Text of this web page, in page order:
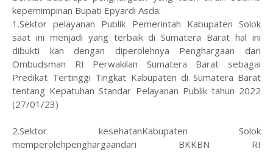
kepemimpinan Bupati Epyardi Asda:
1.Sektor pelayanan Publik Pemerintah Kabupaten Solok
saat ini menjadi yang terbaik di Sumatera Barat hal ini
dibukti kan dengan diperolehnya Penghargaan dari
Ombudsman RI Perwakilan Sumatera Barat sebagai
Predikat Tertinggi Tingkat Kabupaten di Sumatera Barat
tentang Kepatuhan Standar Pelayanan Publik tahun 2022
(27/01/23)
2.Sektor kesehatanKabupaten Solok
memperolehpenghargaandari BKKBN RI